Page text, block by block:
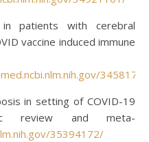
patients with cerebral
vaccine induced immune
in setting of COVID-19
review and meta-
35394172/